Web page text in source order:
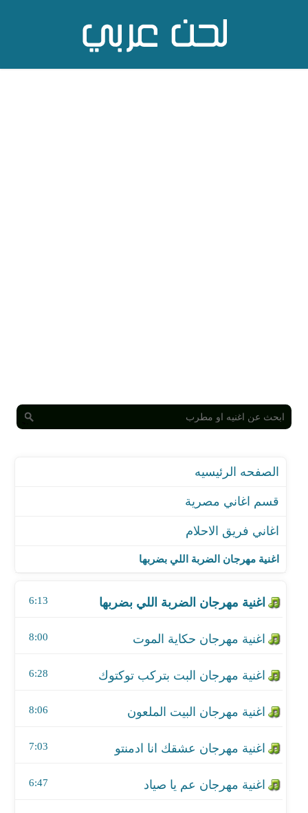
قسم اغاني مصرية
اغنية مهرجان الضربة اللي بضربها
اغنية مهرجان الضربة اللي بضربها
6:13
اغنية مهرجان حكاية الموت
8:00
اغنية مهرجان البت بتركب توكتوك
6:28
8:06
7:03
6:47
اغنية مهرجان صاحبك مش سالك
اغنية مهرجان قلبك ني يا جالنف
اغنية مهرجان العبد والشيطان